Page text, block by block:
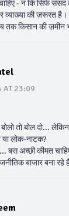
- न कि सिर्फ
व्याख्या की ज़रूरत
तक किसान की ज़मीन
AT 23:09
तो बोल दो...
या लोक-नाटक?
बस अच्छी कीमत
बाजार बना रहे